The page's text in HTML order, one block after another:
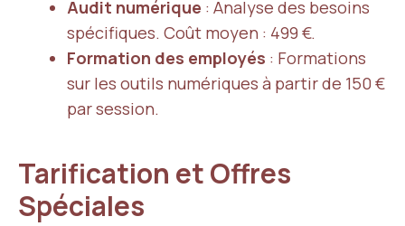
Audit numérique : Analyse des besoins
spécifiques. Coût moyen : 499 €.
Formation des employés : Formations
sur les outils numériques à partir de 150 €
par session.
Tarification et Offres
Spéciales